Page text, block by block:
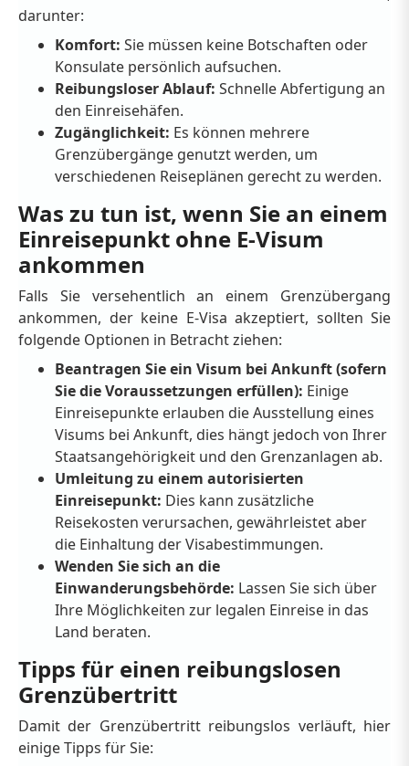
darunter:
Komfort: Sie müssen keine Botschaften oder
Konsulate persönlich aufsuchen.
Reibungsloser Ablauf: Schnelle Abfertigung an
den Einreisehäfen.
Zugänglichkeit: Es können mehrere
Grenzübergänge genutzt werden, um
verschiedenen Reiseplänen gerecht zu werden.
Was zu tun ist, wenn Sie an einem
Einreisepunkt ohne E-Visum
ankommen
Falls Sie versehentlich an einem Grenzübergang
ankommen, der keine E-Visa akzeptiert, sollten Sie
folgende Optionen in Betracht ziehen:
Beantragen Sie ein Visum bei Ankunft (sofern
Sie die Voraussetzungen erfüllen): Einige
Einreisepunkte erlauben die Ausstellung eines
Visums bei Ankunft, dies hängt jedoch von Ihrer
Staatsangehörigkeit und den Grenzanlagen ab.
Umleitung zu einem autorisierten
Einreisepunkt: Dies kann zusätzliche
Reisekosten verursachen, gewährleistet aber
die Einhaltung der Visabestimmungen.
Wenden Sie sich an die
Einwanderungsbehörde: Lassen Sie sich über
Ihre Möglichkeiten zur legalen Einreise in das
Land beraten.
Tipps für einen reibungslosen
Grenzübertritt
Damit der Grenzübertritt reibungslos verläuft, hier
einige Tipps für Sie: